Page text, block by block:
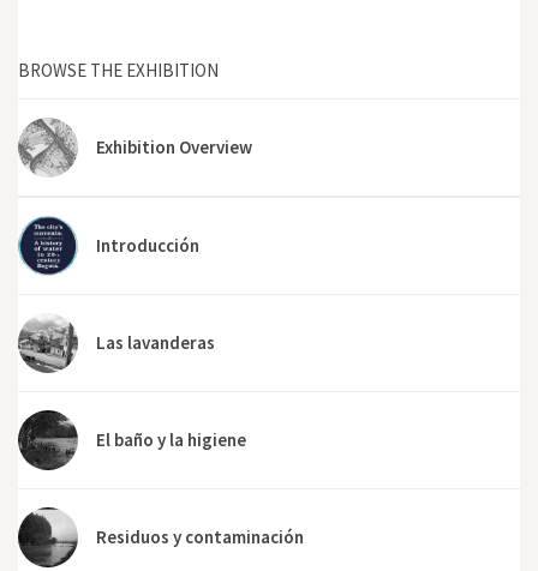
BROWSE THE EXHIBITION
Exhibition Overview
Introducción
Las lavanderas
El baño y la higiene
Residuos y contaminación